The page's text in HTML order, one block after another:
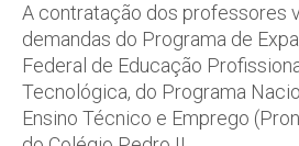
A contratação dos professores
demandas do Programa de
Federal de Educação
Tecnológica, do Programa
Ensino Técnico e Emprego